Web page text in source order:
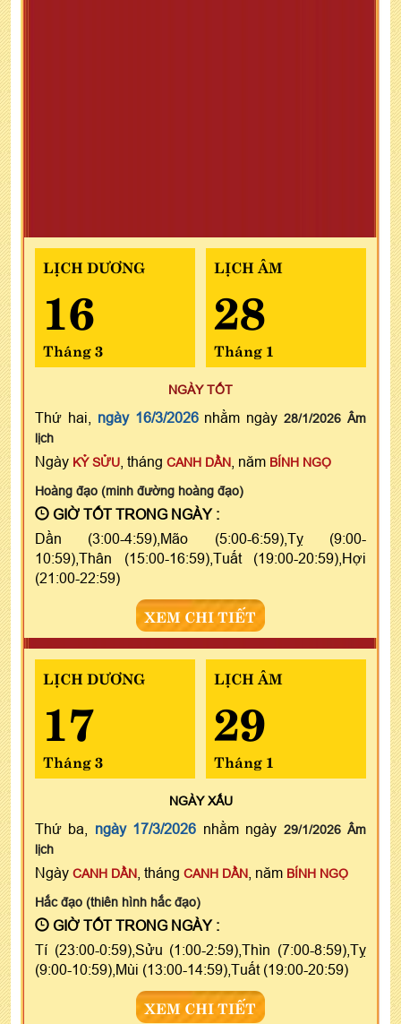
LỊCH DƯƠNG
16
Tháng 3
LỊCH ÂM
28
Tháng 1
NGÀY TỐT
Thứ hai, ngày 16/3/2026nhằm ngày28/1/2026 Âm
lịch
Ngày KỶ SỬU , tháng CANH DẦN , năm BÍNH NGỌ
Hoàng đạo (minh đường hoàng đạo)
GIỜ TỐT TRONG NGÀY :
Dần (3:00-4:59),Mão (5:00-6:59),Tỵ (9:00-
10:59),Thân (15:00-16:59),Tuất (19:00-20:59),Hợi
(21:00-22:59)
XEM CHI TIẾT
LỊCH DƯƠNG
17
Tháng 3
LỊCH ÂM
29
Tháng 1
NGÀYXẤU
Thứ ba, ngày 17/3/2026 nhằm ngày 29/1/2026 Âm
lịch
Ngày CANH DẦN , tháng CANH DẦN , năm BÍNH NGỌ
Hắc đạo (thiên hình hắc đạo)
GIỜ TỐT TRONG NGÀY :
Tí (23:00-0:59),Sửu (1:00-2:59),Thìn (7:00-8:59),Tỵ
(9:00-10:59),Mùi (13:00-14:59),Tuất (19:00-20:59)
XEM CHI TIẾT